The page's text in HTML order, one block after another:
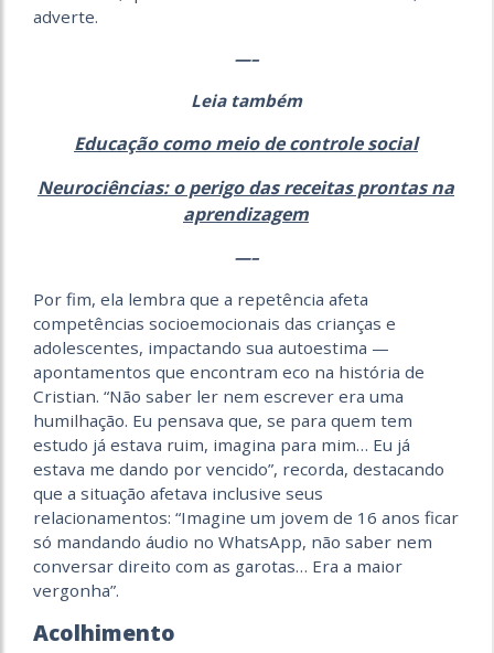
adverte.
—–
Leia também
Educação como meio de controle social
Neurociências: o perigo das receitas prontas na
aprendizagem
—–
Por fim, ela lembra que a repetência afeta
competências socioemocionais das crianças e
adolescentes, impactando sua autoestima —
apontamentos que encontram eco na história de
Cristian. “Não saber ler nem escrever era uma
humilhação. Eu pensava que, se para quem tem
estudo já estava ruim, imagina para mim… Eu já
estava me dando por vencido”, recorda, destacando
que a situação afetava inclusive seus
relacionamentos: “Imagine um jovem de 16 anos ficar
só mandando áudio no WhatsApp, não saber nem
conversar direito com as garotas… Era a maior
vergonha”.
Acolhimento